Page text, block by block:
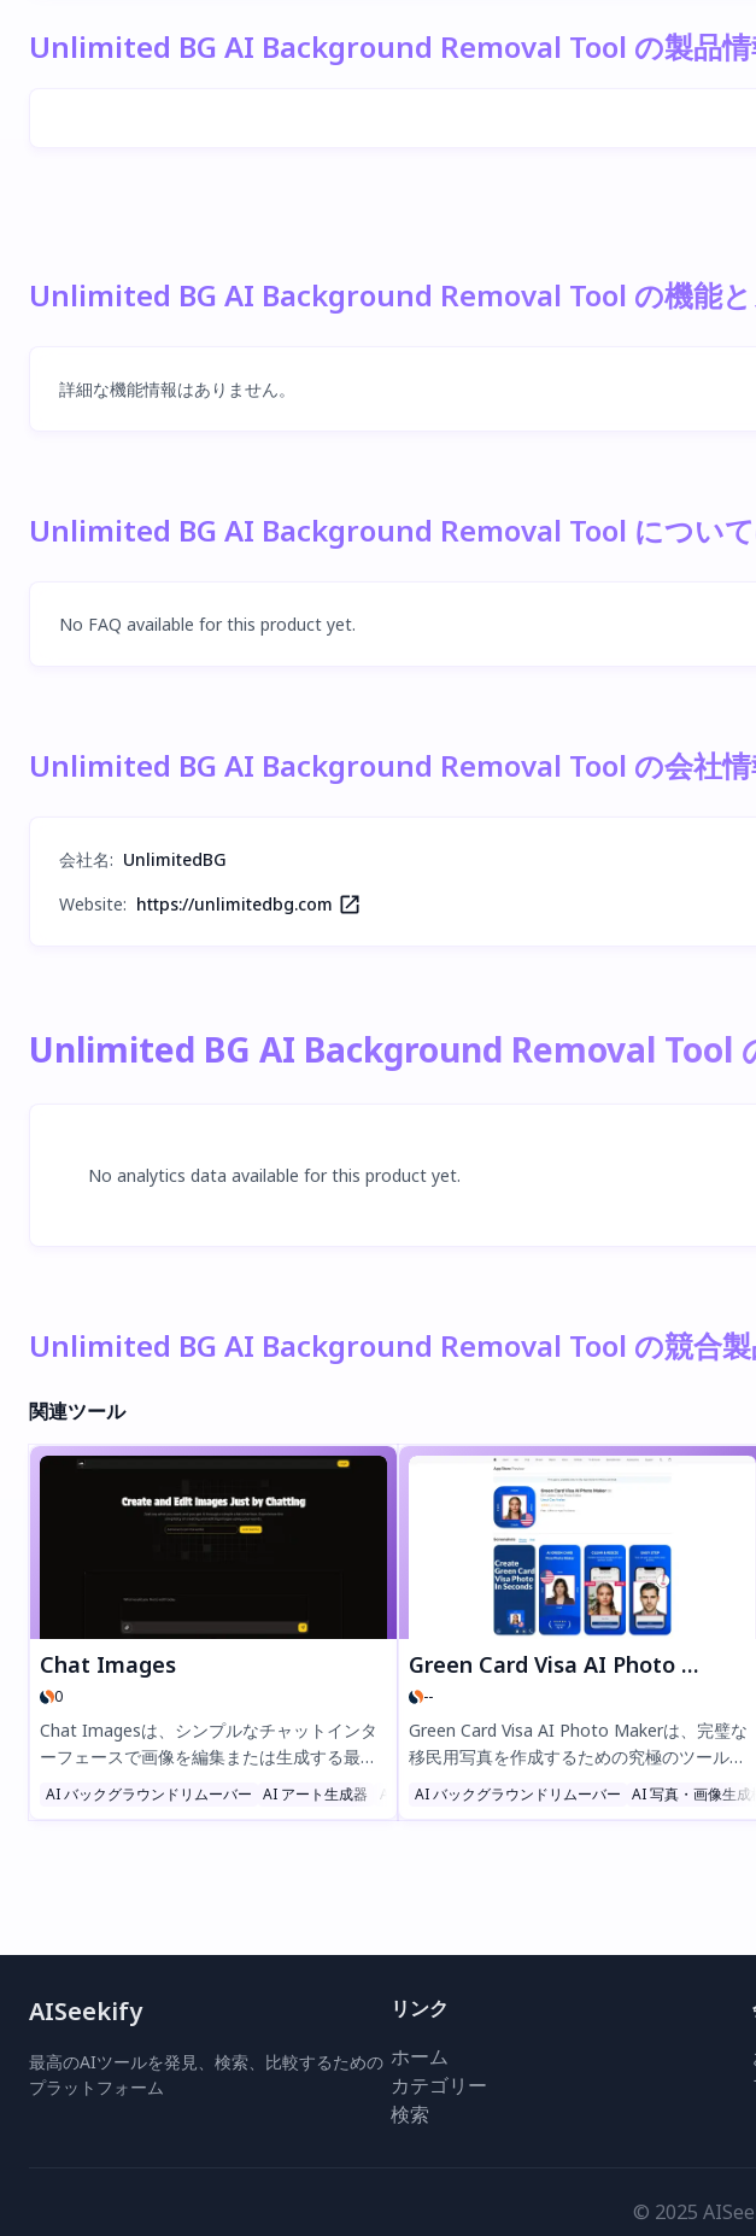
Unlimited BG AI Background Removal Tool の製品情
Unlimited BG AI Background Removal Tool の機能と
詳細な機能情報はありません。
Unlimited BG AI Background Removal Tool につい
No FAQ available for this product yet.
Unlimited BG AI Background Removal Tool の会社情
会社名: UnlimitedBG
Website: https://unlimitedbg.com
Unlimited BG AI Background Removal Tool
No analytics data available for this product yet.
Unlimited BG AI Background Removal Tool の競合製
関連ツール
Chat Images
0
Chat Imagesは、シンプルなチャットインタ
ーフェースで画像を編集または生成する最も
簡単な方法です。ただやりたいことを平易な
言葉で説明するだけで、AI搭載ツールが素晴
AI バックグラウンドリムーバー AI アート生成器 AI 写真・画像生成機
Green Card Visa AI Photo Maker
--
Green Card Visa AI Photo Makerは、完璧な
移民用写真を作成するための究極のツールで
す。AIによる背景削除とプロフェッショナル
な編集機能で、グリーンカードやDV抽選の公
AI バックグラウンドリムーバー AI 写真・画像生成機
AISeekify
最高のAIツールを発見、検索、比較するための
プラットフォーム
リンク
ホーム
カテゴリー
検索
© 2025